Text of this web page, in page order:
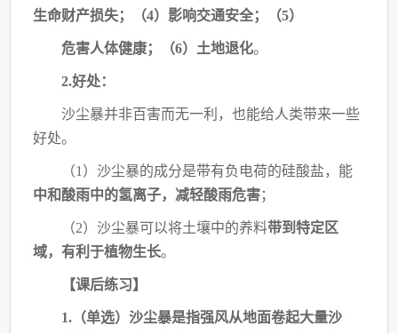
生命财产损失；（4）影响交通安全；（5）
危害人体健康；（6）土地退化。
2.好处：
沙尘暴并非百害而无一利，也能给人类带来一些
好处。
（1）沙尘暴的成分是带有负电荷的硅酸盐，能
中和酸雨中的氢离子，减轻酸雨危害；
（2）沙尘暴可以将土壤中的养料带到特定区
域，有利于植物生长。
【课后练习】
1.（单选）沙尘暴是指强风从地面卷起大量沙